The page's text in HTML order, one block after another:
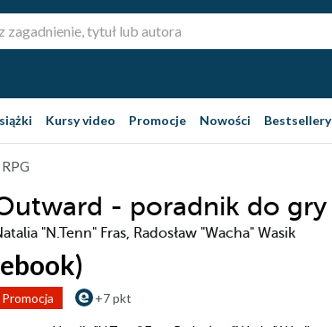
Kursy video Promocje Nowości Bestsellery
- poradnik do gry
"N.Tenn" Fras, Radosław "Wacha" Wasik
Promocja +7 pkt